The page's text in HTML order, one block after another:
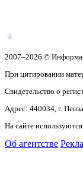
2007–2026 ©
При цитировании
Свидетельство о
Адрес: 440034, г.
На сайте
Об агентстве